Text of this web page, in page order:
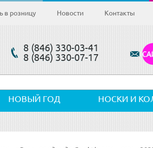
в розницу Новости Контакты
8 (846) 330-03-41
8 (846) 330-07-17
НОВЫЙ ГОД НОСКИ И